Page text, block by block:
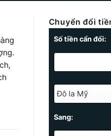
Chuyển đổi
Số tiền cẩn đổi:
Sang: